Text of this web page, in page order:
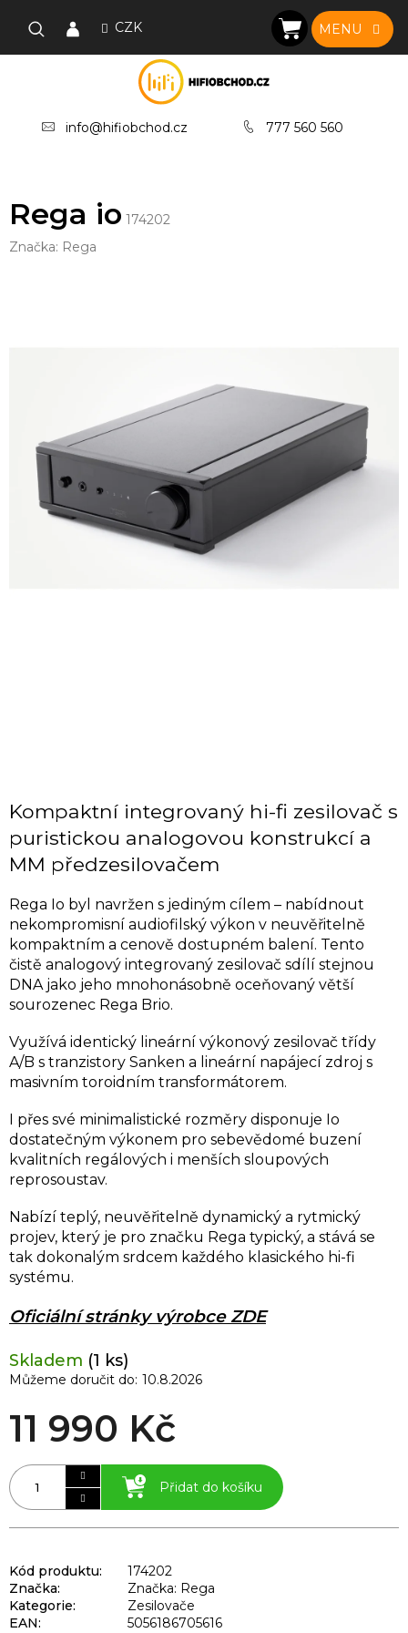
CZK
info@hifiobchod.cz 777 560 560
NÁKUPNÍ
KOŠÍK
Rega io 174202
Značka: Rega
Skladem (1 ks)
Můžeme doručit do: 10.8.2026
11 990 Kč
Přidat do košíku
Kompaktní integrovaný hi-fi zesilovač s
puristickou analogovou konstrukcí a
MM předzesilovačem
Rega Io byl navržen s jediným cílem – nabídnout
nekompromisní audiofilský výkon v neuvěřitelně
kompaktním a cenově dostupném balení. Tento
čistě analogový integrovaný zesilovač sdílí stejnou
DNA jako jeho mnohonásobně oceňovaný větší
sourozenec Rega Brio.
Využívá identický lineární výkonový zesilovač třídy
A/B s tranzistory Sanken a lineární napájecí zdroj s
masivním toroidním transformátorem.
I přes své minimalistické rozměry disponuje Io
dostatečným výkonem pro sebevědomé buzení
kvalitních regálových i menších sloupových
reprosoustav.
Nabízí teplý, neuvěřitelně dynamický a rytmický
projev, který je pro značku Rega typický, a stává se
tak dokonalým srdcem každého klasického hi-fi
systému.
Oficiální stránky výrobce ZDE
Kód produktu:
174202
Značka:
Značka: Rega
Kategorie:
Zesilovače
EAN: 5056186705616